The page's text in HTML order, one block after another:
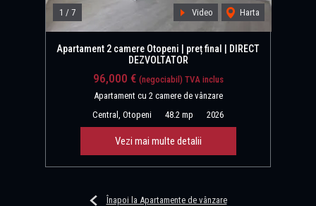
1 / 7 Video Harta
Apartament 2 camere Otopeni | preț final | DIRECT
DEZVOLTATOR
96,000 € (negociabil) TVA inclus
Apartament cu 2 camere de vânzare
Central, Otopeni
48.2 mp 2026
Vezi mai multe detalii
Înapoi la Apartamente de vânzare